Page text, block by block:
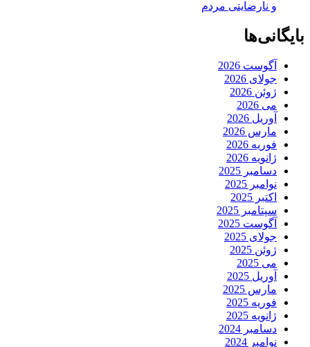
و نارضایتی مردم
بایگانی‌ها
آگوست 2026
جولای 2026
ژوئن 2026
می 2026
آوریل 2026
مارس 2026
فوریه 2026
ژانویه 2026
دسامبر 2025
نوامبر 2025
اکتبر 2025
سپتامبر 2025
آگوست 2025
جولای 2025
ژوئن 2025
می 2025
آوریل 2025
مارس 2025
فوریه 2025
ژانویه 2025
دسامبر 2024
نوامبر 2024